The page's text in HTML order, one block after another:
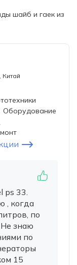
шайб и гаек из
Китай
Оборудование
ps 33.
, когда
по
знаю
по
15